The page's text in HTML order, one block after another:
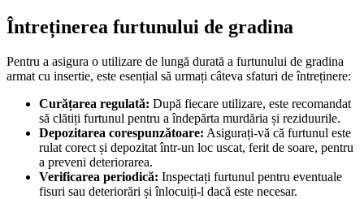
Întreținerea furtunului de gradina
Pentru a asigura o utilizare de lungă durată a furtunului de gradina
armat cu insertie, este esențial să urmați câteva sfaturi de întreținere:
Curățarea regulată: După fiecare utilizare, este recomandat
să clătiți furtunul pentru a îndepărta murdăria și reziduurile.
Depozitarea corespunzătoare: Asigurați-vă că furtunul este
rulat corect și depozitat într-un loc uscat, ferit de soare, pentru
a preveni deteriorarea.
Verificarea periodică: Inspectați furtunul pentru eventuale
fisuri sau deteriorări și înlocuiți-l dacă este necesar.